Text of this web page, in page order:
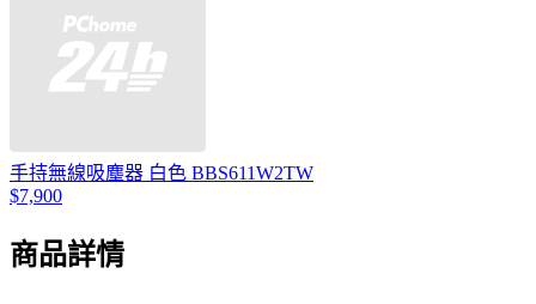
手持無線吸塵器 白色 BBS611W2TW
$7,900
商品詳情